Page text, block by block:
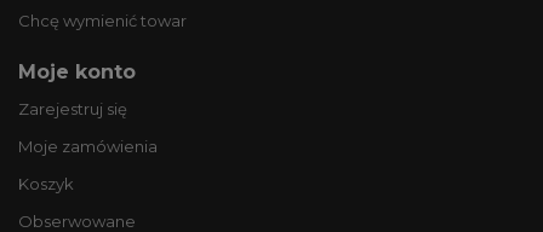
Chcę wymienić towar
Moje konto
Zarejestruj się
Moje zamówienia
Koszyk
Obserwowane